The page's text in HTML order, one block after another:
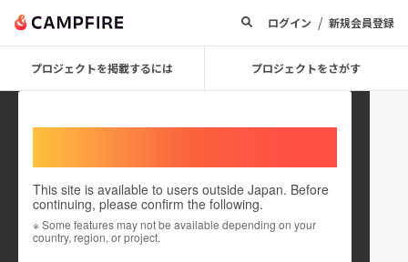
ログイン / 新規会員登録
プロジェクトを掲載するには プロジェクトをさがす
This site is available to users outside Japan. Before
continuing, please confirm the following.
※ Some features may not be available depending on your
country, region, or project.
azumaya3daime